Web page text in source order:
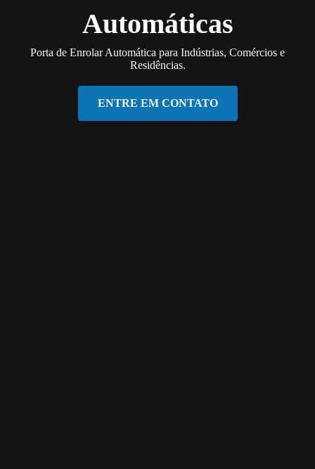
Automáticas
Porta de Enrolar Automática para Indústrias, Comércios e
Residências.
ENTRE EM CONTATO